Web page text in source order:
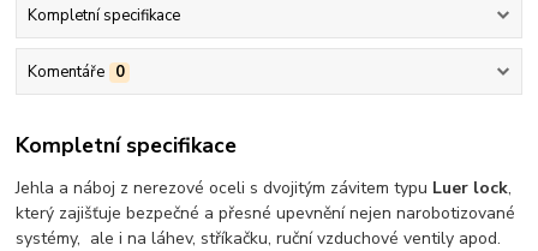
Kompletní specifikace
Komentáře 0
Kompletní specifikace
Jehla a náboj z nerezové oceli s dvojitým závitem typu Luer lock,
který zajišťuje bezpečné a přesné upevnění nejen narobotizované
systémy, ale i na láhev, stříkačku, ruční vzduchové ventily apod.